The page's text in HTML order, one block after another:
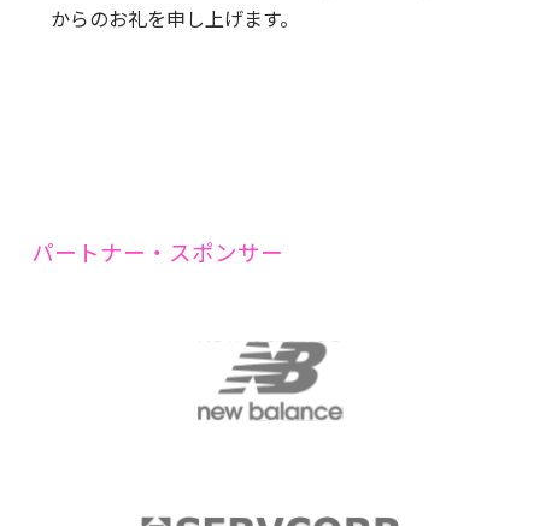
からのお礼を申し上げます。
パートナー・スポンサー